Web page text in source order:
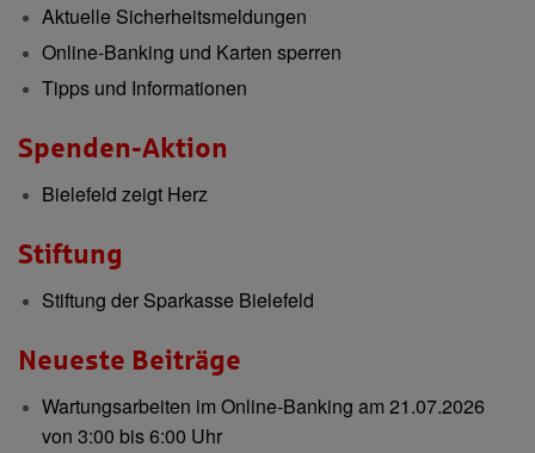
Aktuelle Sicherheitsmeldungen
Online-Banking und Karten sperren
Tipps und Informationen
Spenden-Aktion
Bielefeld zeigt Herz
Stiftung
Stiftung der Sparkasse Bielefeld
Neueste Beiträge
Wartungsarbeiten im Online-Banking am 21.07.2026
von 3:00 bis 6:00 Uhr